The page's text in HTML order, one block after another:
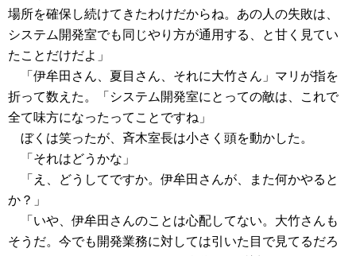
場所を確保し続けてきたわけだからね。あの人の失敗は、
システム開発室でも同じやり方が通用する、と甘く見てい
たことだけだよ」
「伊牟田さん、夏目さん、それに大竹さん」マリが指を
折って数えた。「システム開発室にとっての敵は、これで
全て味方になったってことですね」
ぼくは笑ったが、斉木室長は小さく頭を動かした。
「それはどうかな」
「え、どうしてですか。伊牟田さんが、また何かやると
か？」
「いや、伊牟田さんのことは心配してない。大竹さんも
そうだ。今でも開発業務に対しては引いた目で見てるだろ